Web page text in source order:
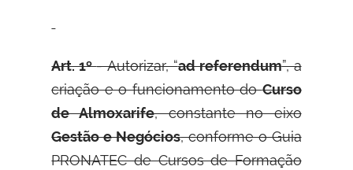
Art. 1º- Autorizar, “ad referendum”, a
criação e o funcionamento doCurso
de Almoxarife, constante no eixo
Gestão e Negócios, conforme o Guia
PRONATEC de Cursos de Formação